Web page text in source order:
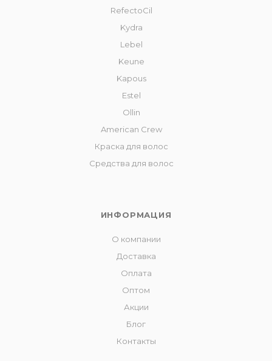
RefectoCil
Kydra
Lebel
Keune
Kapous
Estel
Ollin
American Crew
Краска для волос
Средства для волос
ИНФОРМАЦИЯ
О компании
Доставка
Оплата
Оптом
Акции
Блог
Контакты